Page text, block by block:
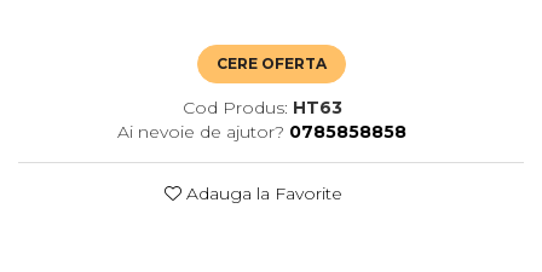
CERE OFERTA
Cod Produs: HT63
Ai nevoie de ajutor? 0785858858
Adauga la Favorite